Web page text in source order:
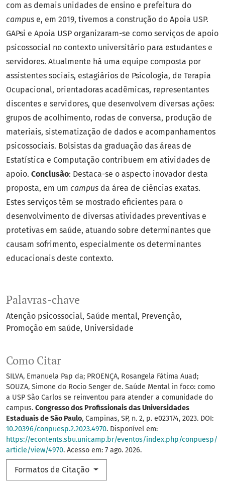
Palavras-chave
Atenção psicossocial Saúde mental Prevenção
Promoção em saúde Universidade
Como Citar
SILVA, Emanuela Pap da; PROENÇA, Rosangela Fátima Auad;
SOUZA, Simone do Rocio Senger de. Saúde Mental in foco: como
a USP São Carlos se reinventou para atender a comunidade do
campus. Congresso dos Profissionais das Universidades
Estaduais de São Paulo, Campinas, SP, n. 2, p. e023174, 2023. DOI:
10.20396/conpuesp.2.2023.4970. Disponível em:
https://econtents.sbu.unicamp.br/eventos/index.php/conpuesp/
article/view/4970. Acesso em: 7 ago. 2026.
Formatos de Citação
com as demais unidades de ensino e prefeitura do
campus e, em 2019, tivemos a construção do Apoia USP.
GAPsi e Apoia USP organizaram-se como serviços de apoio
psicossocial no contexto universitário para estudantes e
servidores. Atualmente há uma equipe composta por
assistentes sociais, estagiários de Psicologia, de Terapia
Ocupacional, orientadoras acadêmicas, representantes
discentes e servidores, que desenvolvem diversas ações:
grupos de acolhimento, rodas de conversa, produção de
materiais, sistematização de dados e acompanhamentos
psicossociais. Bolsistas da graduação das áreas de
Estatística e Computação contribuem em atividades de
apoio. Conclusão: Destaca-se o aspecto inovador desta
proposta, em um campus da área de ciências exatas.
Estes serviços têm se mostrado eficientes para o
desenvolvimento de diversas atividades preventivas e
protetivas em saúde, atuando sobre determinantes que
causam sofrimento, especialmente os determinantes
educacionais deste contexto.